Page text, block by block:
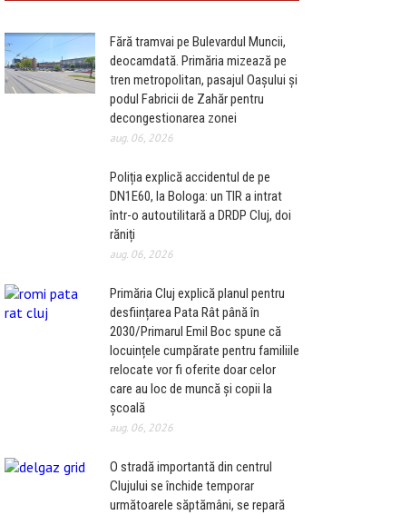
Fără tramvai pe Bulevardul Muncii,
deocamdată. Primăria mizează pe
tren metropolitan, pasajul Oașului și
podul Fabricii de Zahăr pentru
decongestionarea zonei
aug. 06, 2026
Poliția explică accidentul de pe
DN1E60, la Bologa: un TIR a intrat
într-o autoutilitară a DRDP Cluj, doi
răniți
aug. 06, 2026
Primăria Cluj explică planul pentru
desființarea Pata Rât până în
2030/Primarul Emil Boc spune că
locuințele cumpărate pentru familiile
relocate vor fi oferite doar celor
care au loc de muncă și copii la
școală
aug. 06, 2026
O stradă importantă din centrul
Clujului se închide temporar
următoarele săptămâni, se repară